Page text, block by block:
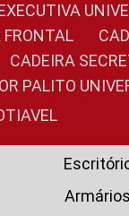
EXECUTIVA
FRONTAL
CADEIRA
PALITO
Armários